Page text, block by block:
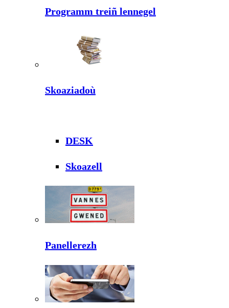
Programm treiñ lennegel
Skoaziadoù
DESK
Skoazell
Panellerezh